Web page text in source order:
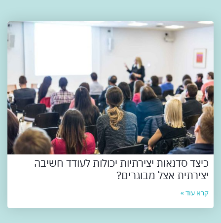
כיצד סדנאות יצירתיות יכולות לעודד חשיבה
יצירתית אצל מבוגרים?
קרא עוד »